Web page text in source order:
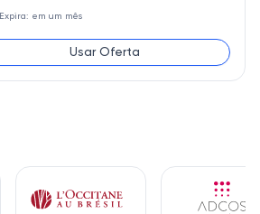
Expira: em um mês
Usar Oferta